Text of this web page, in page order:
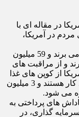
آمریکا در مقاله ای با
در آمریکا،
52 میلیون آمریکایی هم اکنون در فقر به سر می برند و 59 میلیون
و از مراقبت های
مردم آمریکا از کوپن های غذا
استفاده می کنند. 30 میلیون نفر بیکار نیازمند کار هستند و 3 میلیون
می شود.
دلار، جمع پاداش های پرداختی به
قابل سرمایه گذاری، در